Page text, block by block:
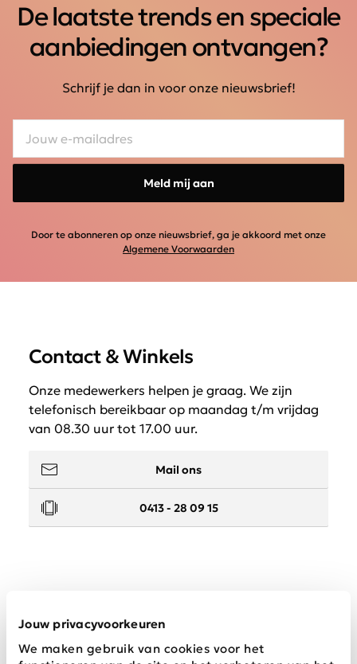
Jouw privacyvoorkeuren
We maken gebruik van cookies voor het
De laatste trends en speciale
aanbiedingen ontvangen?
Schrijf je dan in voor onze nieuwsbrief!
Meld mij aan
Door te abonneren op onze nieuwsbrief, ga je akkoord met onze
Algemene Voorwaarden
Contact & Winkels
Onze medewerkers helpen je graag. We zijn
telefonisch bereikbaar op maandag t/m vrijdag
van 08.30 uur tot 17.00 uur.
Mail ons
0413 - 28 09 15